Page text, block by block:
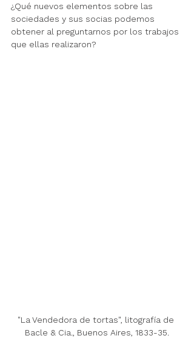
¿Qué nuevos elementos sobre las
sociedades y sus socias podemos
obtener al preguntarnos por los trabajos
que ellas realizaron?
"La Vendedora de tortas", litografía de
Bacle & Cia., Buenos Aires, 1833-35.